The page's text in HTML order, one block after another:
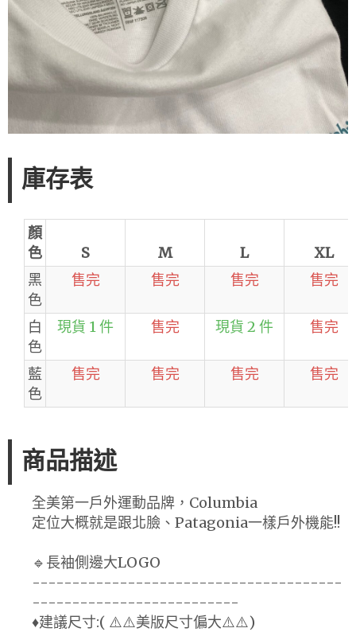
庫存表
顏
色
S M L
XL
黑
色
售完 售完 售完 售完
白
色
現貨 1 件 售完 現貨 2 件 售完
藍
色
售完 售完 售完 售完
商品描述
全美第一戶外運動品牌，Columbia
定位大概就是跟北臉、Patagonia一樣戶外機能!!
🔹長袖側邊大LOGO
---------------------------------------
--------------------------
♦️建議尺寸:( ⚠️⚠️美版尺寸偏大⚠️⚠️)